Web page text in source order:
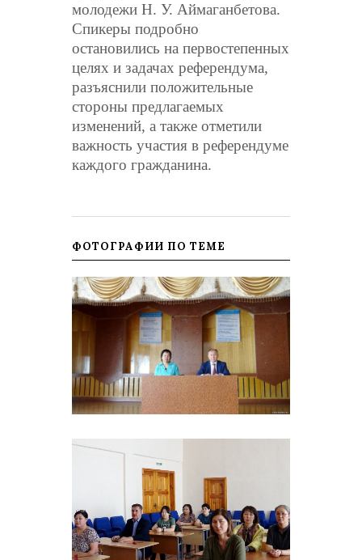
молодежи Н. У. Аймаганбетова.
Спикеры подробно
остановились на первостепенных
целях и задачах референдума,
разъяснили положительные
стороны предлагаемых
изменений, а также отметили
важность участия в референдуме
каждого гражданина.
ФОТОГРАФИИ ПО ТЕМЕ